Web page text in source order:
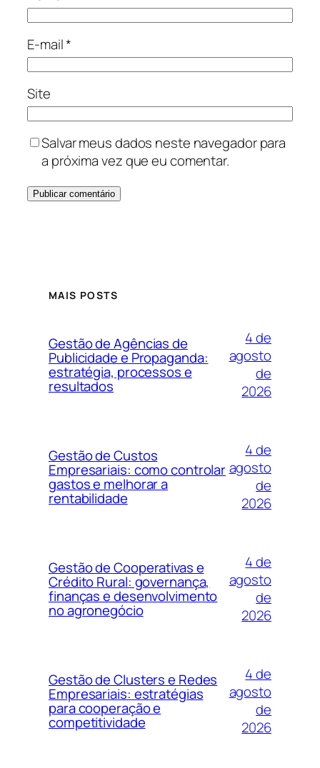
E-mail*
Site
Salvar meus dados neste navegador para
a próxima vez que eu comentar.
MAIS POSTS
Gestão de Agências de
Publicidade e Propaganda:
estratégia, processos e
resultados
4 de
agosto
de
2026
Gestão de Custos
Empresariais: como controlar
gastos e melhorar a
rentabilidade
4 de
agosto
de
2026
Gestão de Cooperativas e
Crédito Rural: governança,
finanças e desenvolvimento
no agronegócio
4 de
agosto
de
2026
Gestão de Clusters e Redes
Empresariais: estratégias
para cooperação e
competitividade
4 de
agosto
de
2026